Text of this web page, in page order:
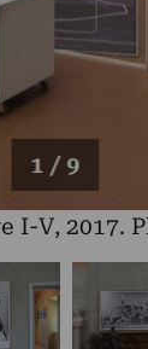
1 / 9
I-V, 2017.